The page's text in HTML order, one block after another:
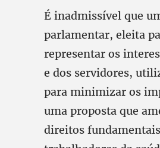
É inadmissível que
parlamentar, eleita
representar os
e dos servidores,
para minimizar os
uma proposta que
direitos